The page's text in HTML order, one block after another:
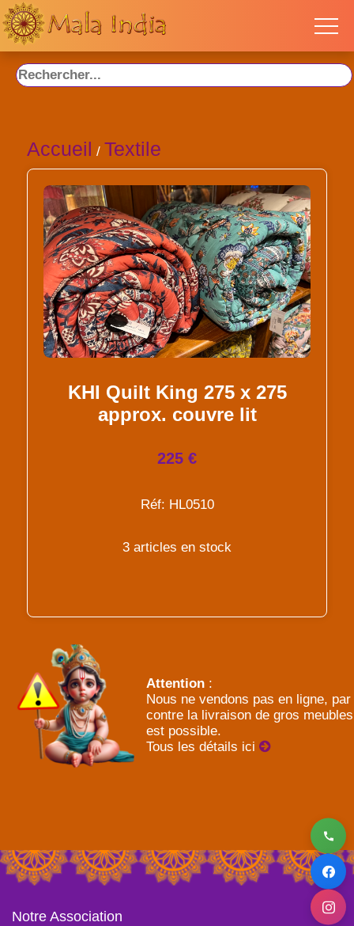
Accueil / Textile
KHI Quilt King 275 x 275
approx. couvre lit
225 €
Réf: HL0510
3 articles en stock
Attention :
Nous ne vendons pas en ligne, par
contre la livraison de gros meubles
est possible.
Tous les détails ici
Notre Association